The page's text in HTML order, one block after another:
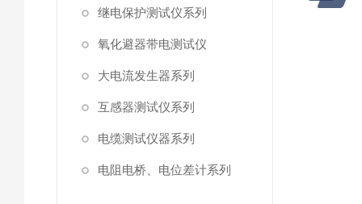
继电保护测试仪系列
氧化避器带电测试仪
大电流发生器系列
互感器测试仪系列
电缆测试仪器系列
电阻电桥、电位差计系列